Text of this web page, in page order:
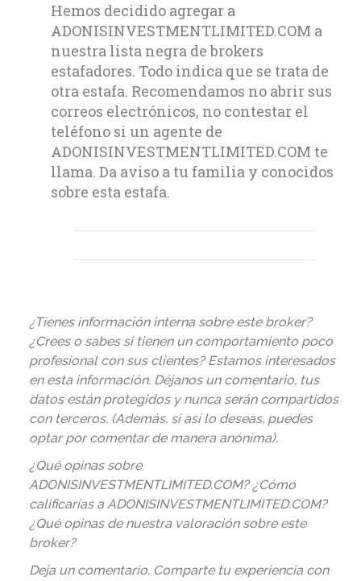
Hemos decidido agregar a
ADONISINVESTMENTLIMITED.COM a
nuestra lista negra de brokers
estafadores. Todo indica que se trata de
otra estafa. Recomendamos no abrir sus
correos electrónicos, no contestar el
teléfono si un agente de
ADONISINVESTMENTLIMITED.COM te
llama. Da aviso a tu familia y conocidos
sobre esta estafa.
¿Tienes información interna sobre este broker?
¿Crees o sabes si tienen un comportamiento poco
profesional con sus clientes? Estamos interesados
en esta información. Déjanos un comentario, tus
datos están protegidos y nunca serán compartidos
con terceros. (Además, si así lo deseas, puedes
optar por comentar de manera anónima).
¿Qué opinas sobre
ADONISINVESTMENTLIMITED.COM? ¿Cómo
calificarías a ADONISINVESTMENTLIMITED.COM?
¿Qué opinas de nuestra valoración sobre este
broker?
Deja un comentario. Comparte tu experiencia con